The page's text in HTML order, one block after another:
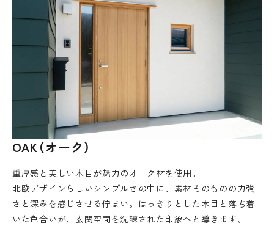
OAK（オーク）
重厚感と美しい木目が魅力のオーク材を使用。
北欧デザインらしいシンプルさの中に、素材そのものの力強
さと深みを感じさせる佇まい。はっきりとした木目と落ち着
いた色合いが、玄関空間を洗練された印象へと導きます。